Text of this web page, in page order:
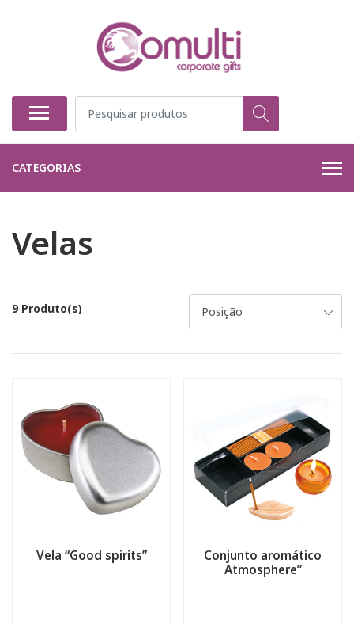
CATEGORIAS
Velas
9 Produto(s)
Vela “Good spirits”
Conjunto aromático
Atmosphere”